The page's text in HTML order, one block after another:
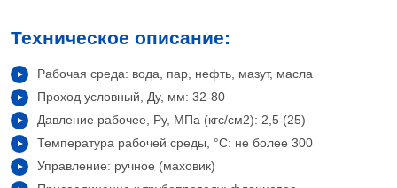
Техническое описание:
Рабочая среда: вода, пар, нефть, мазут, масла
Проход условный, Ду, мм: 32-80
Давление рабочее, Ру, МПа (кгс/см2): 2,5 (25)
Температура рабочей среды, °С: не более 300
Управление: ручное (маховик)